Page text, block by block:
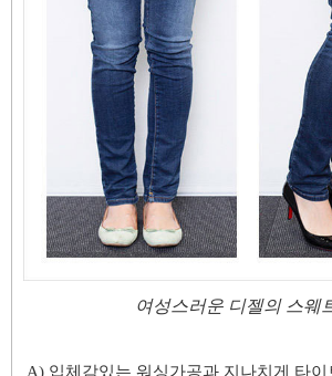
여성스러운 디젤의 스웨
A) 입체감있는 워싱가공과 지나치게 타